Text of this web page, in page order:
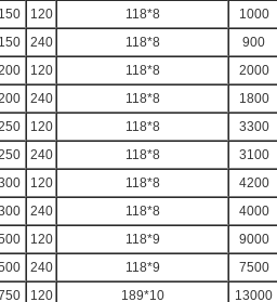
150
120 118*8 1000
150
240 118*8 900
120 118*8 2000
240 118*8 1800
120 118*8 3300
240 118*8 3100
120 118*8 4200
240 118*8 4000
120 118*9 9000
240 118*9 7500
120 189*10 13000